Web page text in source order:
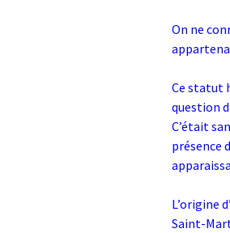
On ne
Ce statut
question
C’était
présence
L’origine
Saint-